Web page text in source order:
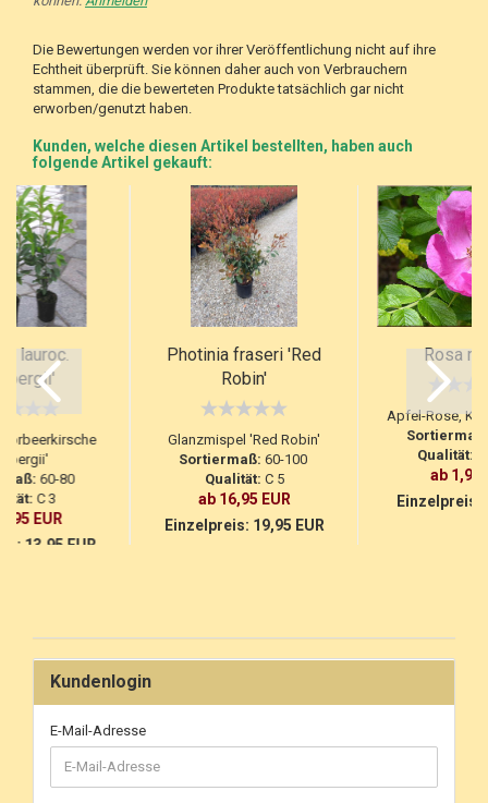
Die Bewertungen werden vor ihrer Veröffentlichung nicht auf ihre
Echtheit überprüft. Sie können daher auch von Verbrauchern
stammen, die die bewerteten Produkte tatsächlich gar nicht
erworben/genutzt haben.
Kunden, welche diesen Artikel bestellten, haben auch
folgende Artikel gekauft:
lauroc.
60-80
C 3
EUR
13,95 EUR
Photinia fraseri 'Red
Robin'
Glanzmispel 'Red Robin'
Sortiermaß: 60-100
Qualität: C 5
ab 16,95 EUR
Einzelpreis: 19,95 EUR
Rosa
Apfel-Rose,
Sortiermaß:
Qualität:
ab 1,95
Einzelpreis:
Kundenlogin
E-Mail-Adresse